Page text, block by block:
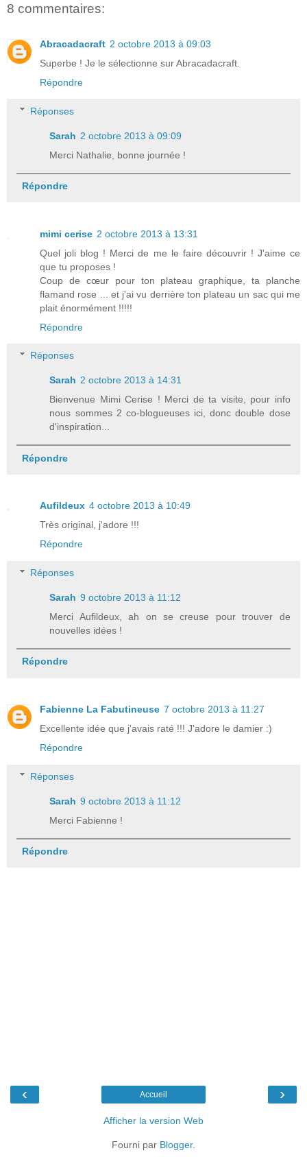
8 commentaires:
Abracadacraft 2 octobre 2013 à 09:03
Superbe ! Je le sélectionne sur Abracadacraft.
Répondre
Réponses
Sarah 2 octobre 2013 à 09:09
Merci Nathalie, bonne journée !
Répondre
mimi cerise 2 octobre 2013 à 13:31
Quel joli blog ! Merci de me le faire découvrir ! J'aime ce
que tu proposes !
Coup de cœur pour ton plateau graphique, ta planche
flamand rose ... et j'ai vu derrière ton plateau un sac qui me
plait énormément !!!!!
Répondre
Réponses
Sarah 2 octobre 2013 à 14:31
Bienvenue Mimi Cerise ! Merci de ta visite, pour info
nous sommes 2 co-blogueuses ici, donc double dose
d'inspiration...
Répondre
Aufildeux 4 octobre 2013 à 10:49
Très original, j'adore !!!
Répondre
Réponses
Sarah 9 octobre 2013 à 11:12
Merci Aufildeux, ah on se creuse pour trouver de
nouvelles idées !
Répondre
Fabienne La Fabutineuse 7 octobre 2013 à 11:27
Excellente idée que j'avais raté !!! J'adore le damier :)
Répondre
Réponses
Sarah 9 octobre 2013 à 11:12
Merci Fabienne !
Répondre
‹ ›
Accueil
Afficher la version Web
Fourni par Blogger.